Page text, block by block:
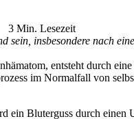
3 Min. Lesezeit
sein, insbesondere nach
entsteht durch
im Normalfall von
ein Bluterguss durch einen